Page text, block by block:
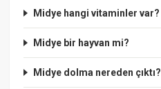
Midye hangi vitaminler var?
Midye bir hayvan mi?
Midye dolma nereden çıktı?